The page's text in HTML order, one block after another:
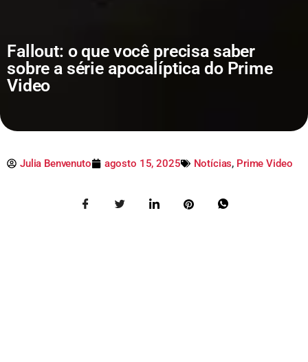
Fallout: o que você precisa saber
sobre a série apocalíptica do Prime
Video
Julia Benvenuto agosto 15, 2025 Notícias, Prime Video